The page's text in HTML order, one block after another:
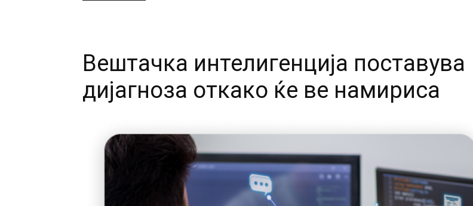
Вештачка интелигенција поставува
дијагноза откако ќе ве намириса